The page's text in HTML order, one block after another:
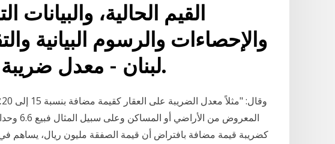
القيم الحالية، والبيانات
والإحصاءات والرسوم البيانية
لبنان - معدل ضريبة الدخل الشخصي.